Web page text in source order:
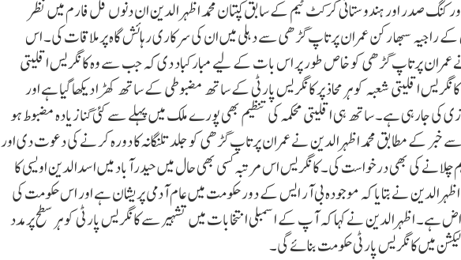
ورکنگ صدر اور ہندوستانی کرکٹ ٹیم کے سابق کپتان محمد اظہر الدین ان دنوں فل فارم میں نظر
راجیہ سبھا رکن عمران پرتاپ گڑھی سے دہلی میں ان کی سرکاری رہائش گاہ پر ملاقات کی۔ اس
عمران پرتاپ گڑھی کو خاص طور پر اس بات کے لیے مبارکباد دی کہ جب سے وہ کانگریس اقلیتی
اقلیتی شعبہ کو ہر محاذ پر کانگریس پارٹی کے ساتھ مضبوطی کے ساتھ کھڑا دیکھا گیا ہے اور
کی جارہی ہے۔ ساتھ ہی اقلیتی محکمہ کی تنظیم بھی پورے ملک میں پہلے سے کئی گنا زیادہ مضبوط ہو
کے مطابق محمد اظہرالدین نے عمران پرتاپ گڑھی کو جلد تلنگانہ کا دورہ کرنے کی دعوت دی اور
مہم چلانے کی بھی درخواست کی۔ کانگریس اس مرتبہ کسی بھی حال میں حیدرآباد میں اسدالدین اویسی کا
نے بتایا کہ موجودہ بی آر ایس کے دور حکومت میں عام آدمی پریشان ہے اور اس حکومت کی
ہے۔ اظہرالدین نے کہا کہ آپ کے اسمبلی انتخابات میں تشہیر سے کانگریس پارٹی کو ہر سطح پر مدد
میں کانگریس پارٹی حکومت بنائے گی۔